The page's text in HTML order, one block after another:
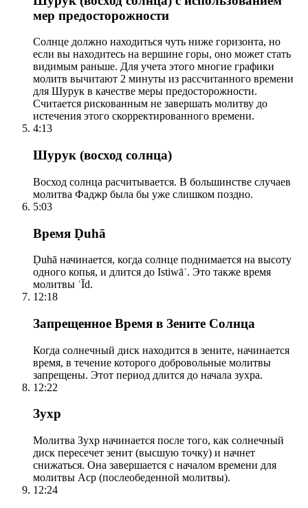
мер предосторожности
Солнце должно находиться чуть ниже горизонта, но
если вы находитесь на вершине горы, оно может стать
видимым раньше. Для учета этого многие графики
молитв вычитают 2 минуты из рассчитанного времени
для Шурук в качестве меры предосторожности.
Считается рискованным не завершать молитву до
истечения этого скорректированного времени.
4:13
Шурук (восход солнца)
Восход солнца расчитывается. В большинстве случаев
молитва Фаджр была бы уже слишком поздно.
5:03
Время Ḍuhā
Ḍuhā начинается, когда солнце поднимается на высоту
одного копья, и длится до Istiwāʾ. Это также время
молитвы ʿĪd.
12:18
Запрещенное Время в Зените Солнца
Когда солнечный диск находится в зените, начинается
время, в течение которого добровольные молитвы
запрещены. Этот период длится до начала зухра.
12:22
Зухр
Молитва Зухр начинается после того, как солнечный
диск пересечет зенит (высшую точку) и начнет
снижаться. Она завершается с началом времени для
молитвы Аср (послеобеденной молитвы).
12:24